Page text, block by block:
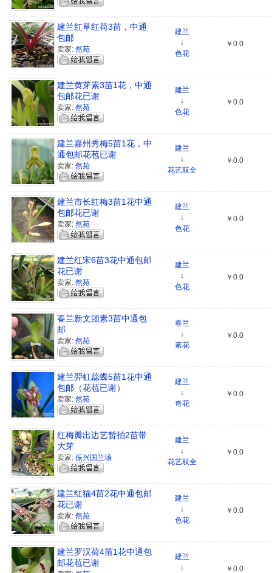
建兰红草红荷3苗，中通
包邮
卖家: 然苑
建兰
↓
色花
￥0.0
建兰黄芽素3苗1花，中通
包邮花已谢
卖家: 然苑
建兰
↓
色花
￥0.0
建兰嘉州秀梅5苗1花，中
通包邮花苞已谢
卖家: 然苑
建兰
↓
花艺双全
￥0.0
建兰市长红梅3苗1花中通
包邮花已谢
卖家: 然苑
建兰
↓
色花
￥0.0
建兰红宋6苗3花中通包邮
花已谢
卖家: 然苑
建兰
↓
色花
￥0.0
春兰新文团素3苗中通包
邮
卖家: 然苑
春兰
↓
素花
￥0.0
建兰羿虹蕊蝶5苗1花中通
包邮（花苞已谢）
卖家: 然苑
建兰
↓
奇花
￥0.0
红梅瓣出边艺暂拍2苗带
大芽
卖家: 振兴国兰场
建兰
↓
花艺双全
￥0.0
建兰红猫4苗2花中通包邮
花已谢
卖家: 然苑
建兰
↓
色花
￥0.0
建兰罗汉荷4苗1花中通包
邮花苞已谢
建兰
↓
￥0.0